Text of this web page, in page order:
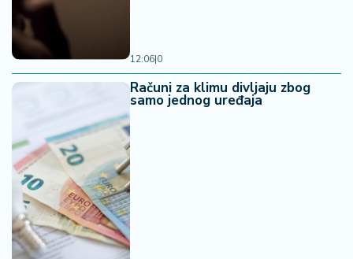
12:06|0
Računi za klimu divljaju zbog
samo jednog uređaja